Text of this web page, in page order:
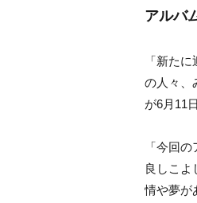
アルバ
「新た
の人々、
が6月11
「今回
良しこよ
情や夢が